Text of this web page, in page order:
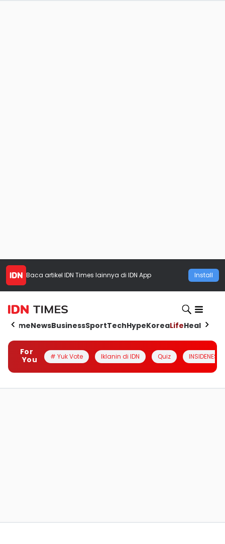
Baca artikel IDN Times lainnya di IDN App Install
HomeNewsBusinessSportTechHypeKoreaLifeHealth
For
You
# Yuk Vote Iklanin di IDN Quiz INSIDENESIA